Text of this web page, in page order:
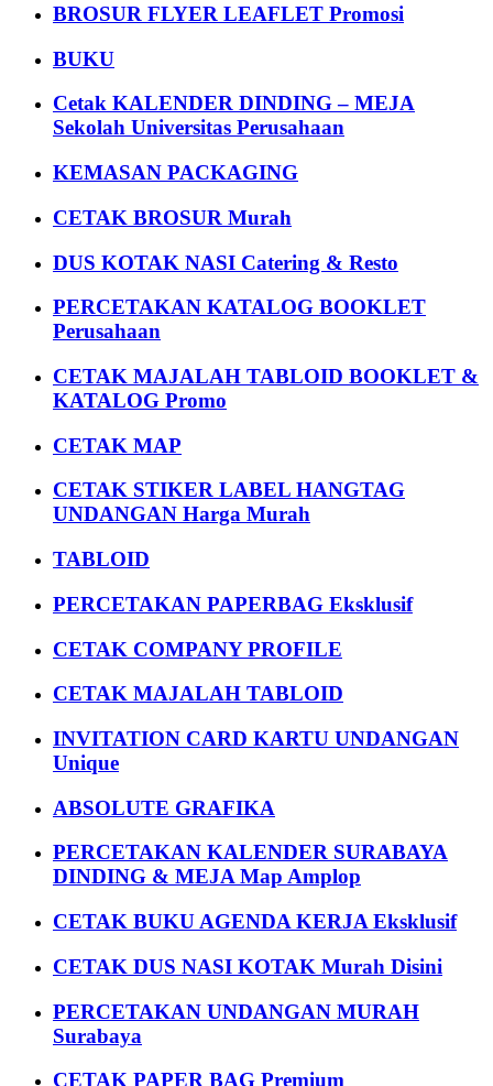
BROSUR FLYER LEAFLET Promosi
BUKU
Cetak KALENDER DINDING – MEJA
Sekolah Universitas Perusahaan
KEMASAN PACKAGING
CETAK BROSUR Murah
DUS KOTAK NASI Catering & Resto
PERCETAKAN KATALOG BOOKLET
Perusahaan
CETAK MAJALAH TABLOID BOOKLET &
KATALOG Promo
CETAK MAP
CETAK STIKER LABEL HANGTAG
UNDANGAN Harga Murah
TABLOID
PERCETAKAN PAPERBAG Eksklusif
CETAK COMPANY PROFILE
CETAK MAJALAH TABLOID
INVITATION CARD KARTU UNDANGAN
Unique
ABSOLUTE GRAFIKA
PERCETAKAN KALENDER SURABAYA
DINDING & MEJA Map Amplop
CETAK BUKU AGENDA KERJA Eksklusif
CETAK DUS NASI KOTAK Murah Disini
PERCETAKAN UNDANGAN MURAH
Surabaya
CETAK PAPER BAG Premium